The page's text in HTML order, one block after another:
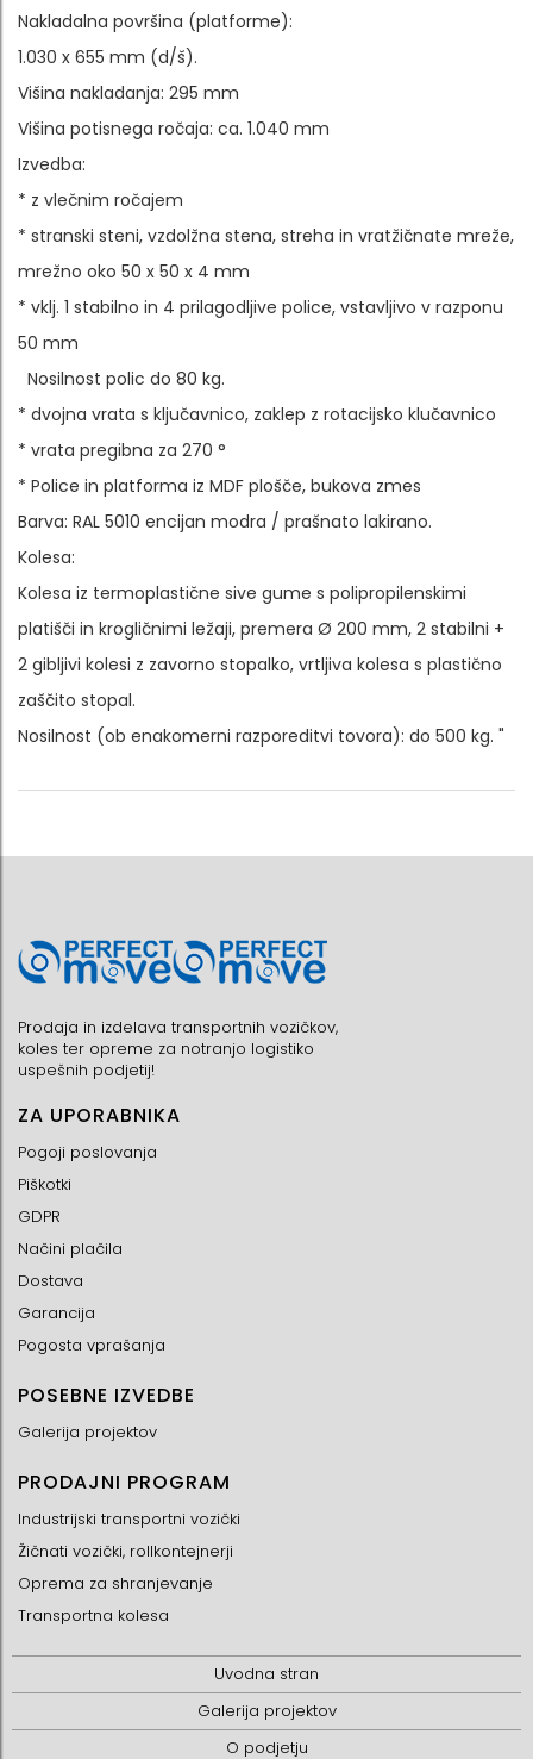
Nakladalna površina (platforme):
1.030 x 655 mm (d/š).
Višina nakladanja: 295 mm
Višina potisnega ročaja: ca. 1.040 mm
Izvedba:
* z vlečnim ročajem
* stranski steni, vzdolžna stena, streha in vratžičnate mreže,
mrežno oko 50 x 50 x 4 mm
* vklj. 1 stabilno in 4 prilagodljive police, vstavljivo v razponu
50 mm
Nosilnost polic do 80 kg.
* dvojna vrata s ključavnico, zaklep z rotacijsko klučavnico
* vrata pregibna za 270 °
* Police in platforma iz MDF plošče, bukova zmes
Barva: RAL 5010 encijan modra / prašnato lakirano.
Kolesa:
Kolesa iz termoplastične sive gume s polipropilenskimi
platišči in krogličnimi ležaji, premera Ø 200 mm, 2 stabilni +
2 gibljivi kolesi z zavorno stopalko, vrtljiva kolesa s plastično
zaščito stopal.
Nosilnost (ob enakomerni razporeditvi tovora): do 500 kg. "
Prodaja in izdelava transportnih vozičkov,
koles ter opreme za notranjo logistiko
uspešnih podjetij!
ZA UPORABNIKA
Pogoji poslovanja
Piškotki
GDPR
Načini plačila
Dostava
Garancija
Pogosta vprašanja
POSEBNE IZVEDBE
Galerija projektov
PRODAJNI PROGRAM
Industrijski transportni vozički
Žičnati vozički, rollkontejnerji
Oprema za shranjevanje
Transportna kolesa
Uvodna stran
Galerija projektov
O podjetju